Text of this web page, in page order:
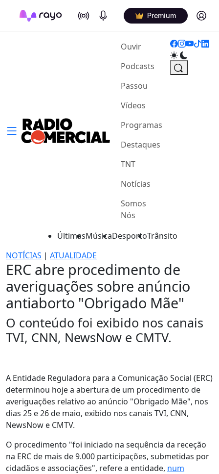
On Air Podcasts Premium Log in
Ouvir(current)
Podcasts
Passou
Vídeos
Programas
Destaques
TNT
Notícias
Somos
Nós
ÚltimasMúsicaDesportoTrânsito
NOTÍCIAS | ATUALIDADE
ERC abre procedimento de
averiguações sobre anúncio
antiaborto "Obrigado Mãe"
O conteúdo foi exibido nos canais
TVI, CNN, NewsNow e CMTV.
A Entidade Reguladora para a Comunicação Social (ERC)
determinou hoje a abertura de um procedimento de
averiguações relativo ao anúncio "Obrigado Mãe", nos
dias 25 e 26 de maio, exibido nos canais TVI, CNN,
NewsNow e CMTV.
O procedimento "foi iniciado na sequência da receção
na ERC de mais de 9.000 participações, submetidas por
cidadãos e associações", refere a entidade, num